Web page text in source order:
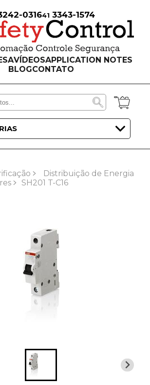
031641 3343-1574
VÍDEOSAPPLICATION NOTES
BLOGCONTATO
Distribuição de Energia
SH201 T-C16